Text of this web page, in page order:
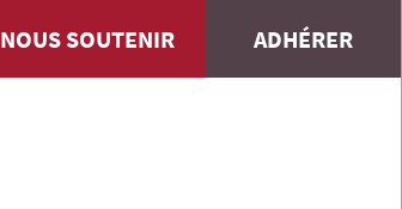
NOUS SOUTENIR ADHÉRER